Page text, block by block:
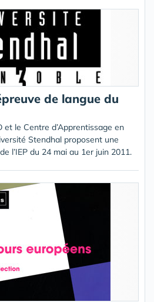
de langue du
le Centre d’Apprentissage en
Stendhal proposent une
l’IEP du 24 mai au 1er juin 2011.